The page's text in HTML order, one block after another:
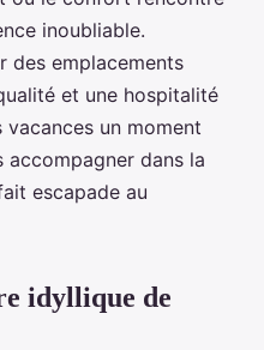
inoubliable.
des emplacements
et une hospitalité
un moment
accompagner dans la
escapade au
idyllique de